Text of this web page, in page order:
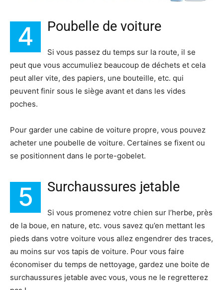
4 Poubelle de voiture
Si vous passez du temps sur la route, il se
peut que vous accumuliez beaucoup de déchets et cela
peut aller vite, des papiers, une bouteille, etc. qui
peuvent finir sous le siège avant et dans les vides
poches.
Pour garder une cabine de voiture propre, vous pouvez
acheter une poubelle de voiture. Certaines se fixent ou
se positionnent dans le porte-gobelet.
5 Surchaussures jetable
Si vous promenez votre chien sur l’herbe, près
de la boue, en nature, etc. vous savez qu’en mettant les
pieds dans votre voiture vous allez engendrer des traces,
au moins sur vos tapis de voiture. Pour vous faire
économiser du temps de nettoyage, gardez une boite de
surchaussures jetable avec vous, vous ne le regretterez